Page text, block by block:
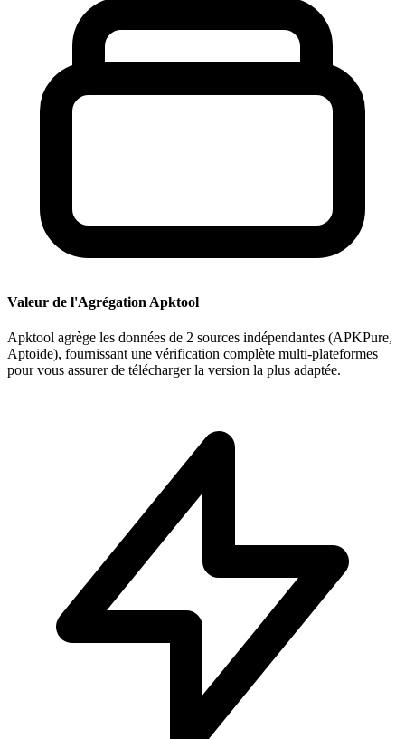
Valeur de l'Agrégation Apktool
Apktool agrège les données de 2 sources indépendantes (APKPure,
Aptoide), fournissant une vérification complète multi-plateformes
pour vous assurer de télécharger la version la plus adaptée.